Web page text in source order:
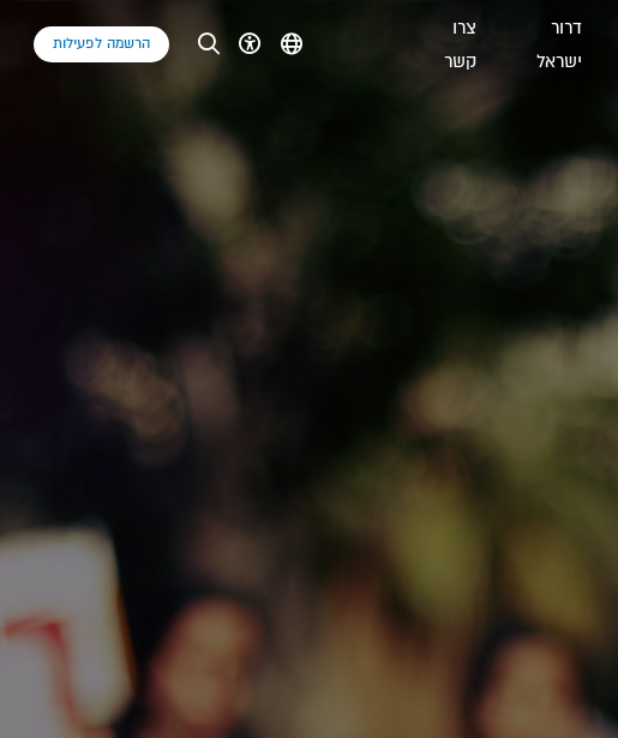
דרור
ישראל
צרו
קשר
הרשמה לפעילות